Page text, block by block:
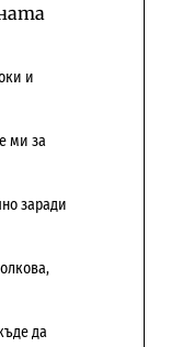
и
ми за
заради
да